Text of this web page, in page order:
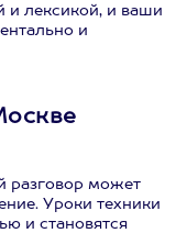
и лексикой, и ваши
и
разговор может
Уроки техники
и становятся